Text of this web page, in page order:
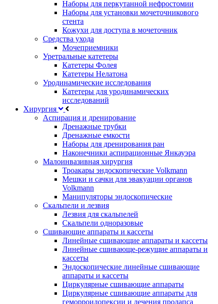
Наборы для перкутанной нефростомии
Наборы для установки мочеточникового
стента
Кожухи для доступа в мочеточник
Средства ухода
Мочеприемники
Уретральные катетеры
Катетеры Фолея
Катетеры Нелатона
Уродинамические исследования
Катетеры для уродинамических
исследований
Хирургия
Аспирация и дренирование
Дренажные трубки
Дренажные емкости
Наборы для дренирования ран
Наконечники аспирационные Янкауэра
Малоинвазивная хирургия
Троакары эндоскопические Volkmann
Мешки и сачки для эвакуации органов
Volkmann
Манипуляторы эндоскопические
Скальпели и лезвия
Лезвия для скальпелей
Скальпели одноразовые
Сшивающие аппараты и кассеты
Линейные сшивающие аппараты и кассеты
Линейные сшивающе-режущие аппараты и
кассеты
Эндоскопические линейные сшивающие
аппараты и кассеты
Циркулярные сшивающие аппараты
Циркулярные сшивающие аппараты для
геморроидопексии и лечения пролапса